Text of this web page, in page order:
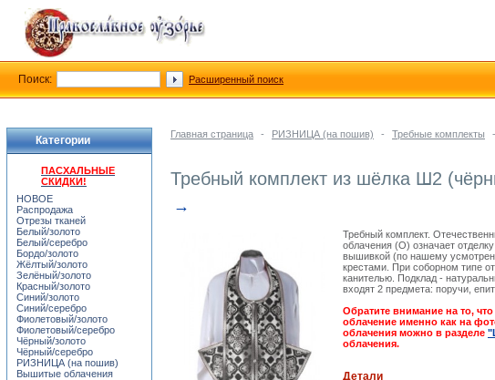
Главная страница - РИЗНИЦА (на пошив) - Требные комплекты -
Требный комплект из шёлка Ш2
→
Требный комплект.
облачения (О) означает
вышивкой (по нашему
крестами. При соборном типе
канителью. Подклад -
входят 2 предмета: поручи,
Обратите внимание на то,
облачение именно как на
облачения можно в разделе
облачения.
Детали
Категории
ПАСХАЛЬНЫЕ
СКИДКИ!
НОВОЕ
Распродажа
Отрезы тканей
Белый/золото
Белый/серебро
Бордо/золото
Жёлтый/золото
Зелёный/золото
Красный/золото
Синий/золото
Синий/серебро
Фиолетовый/золото
Фиолетовый/серебро
Чёрный/золото
Чёрный/серебро
РИЗНИЦА (на пошив)
Вышитые облачения
Поиск: Расширенный поиск